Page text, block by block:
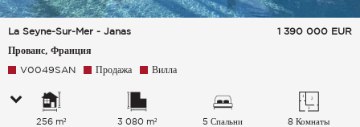
La Seyne-Sur-Mer - Janas
Прованс, Франция
1 390 000 EUR
V0049SAN Продажа Вилла
256 m² 3 080 m² 5 Спальни 8 Комнаты